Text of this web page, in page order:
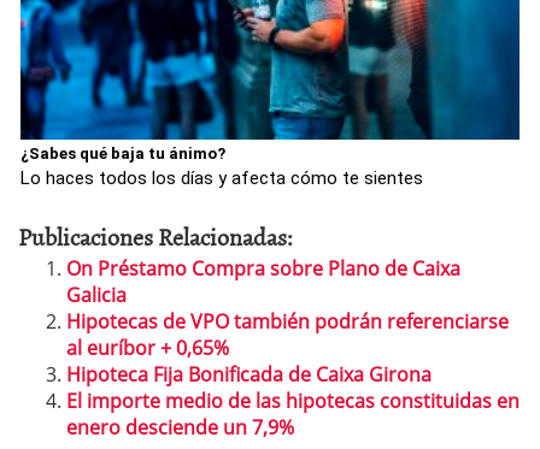
¿Sabes qué baja tu ánimo?
Lo haces todos los días y afecta cómo te sientes
Publicaciones Relacionadas:
On Préstamo Compra sobre Plano de Caixa
Galicia
Hipotecas de VPO también podrán referenciarse
al euríbor + 0,65%
Hipoteca Fija Bonificada de Caixa Girona
El importe medio de las hipotecas constituidas en
enero desciende un 7,9%